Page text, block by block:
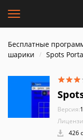
Бесплатные
шарики
Spots
Версия:1
426